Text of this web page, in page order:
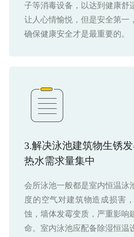
子等消毒设备，以达到健康舒
让人心情愉悦，但是安全第一
确保健康安全才是最重要的。
3.解决泳池建筑物生锈
热水需求量集中
会所泳池一般都是室内恒温泳
度的空气对建筑物造成损害
蚀，墙体发霉变质，严重影响
命。室内泳池应配备除湿恒温